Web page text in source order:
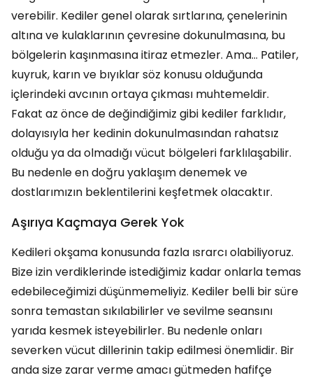
verebilir. Kediler genel olarak sırtlarına, çenelerinin
altına ve kulaklarının çevresine dokunulmasına, bu
bölgelerin kaşınmasına itiraz etmezler. Ama… Patiler,
kuyruk, karın ve bıyıklar söz konusu olduğunda
içlerindeki avcının ortaya çıkması muhtemeldir.
Fakat az önce de değindiğimiz gibi kediler farklıdır,
dolayısıyla her kedinin dokunulmasından rahatsız
olduğu ya da olmadığı vücut bölgeleri farklılaşabilir.
Bu nedenle en doğru yaklaşım denemek ve
dostlarımızın beklentilerini keşfetmek olacaktır.
Aşırıya Kaçmaya Gerek Yok
Kedileri okşama konusunda fazla ısrarcı olabiliyoruz.
Bize izin verdiklerinde istediğimiz kadar onlarla temas
edebileceğimizi düşünmemeliyiz. Kediler belli bir süre
sonra temastan sıkılabilirler ve sevilme seansını
yarıda kesmek isteyebilirler. Bu nedenle onları
severken vücut dillerinin takip edilmesi önemlidir. Bir
anda size zarar verme amacı gütmeden hafifçe